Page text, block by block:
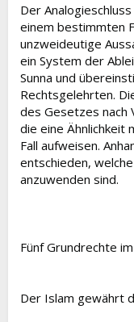
Der
einem bestimmten
unzweideutige
ein System der
Sunna und
Rechtsgelehrten.
des Gesetzes nach
die eine Ähnlichkeit
Fall aufweisen.
entschieden,
anzuwenden sind.
Fünf Grundrechte
Der Islam gewährt